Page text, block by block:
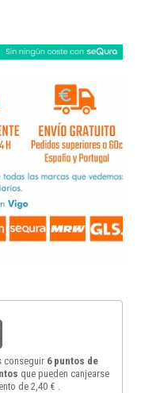
conseguir 6puntos de
que pueden canjearse
de 2,40 €